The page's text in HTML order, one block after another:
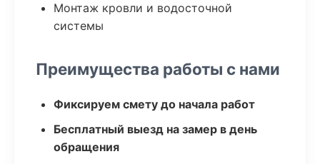
Монтаж кровли и водосточной
системы
Преимущества работы с нами
Фиксируем смету до начала работ
Бесплатный выезд на замер в день
обращения